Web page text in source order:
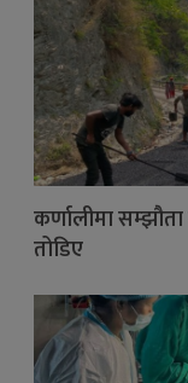
कर्णालीमा
तोडिए